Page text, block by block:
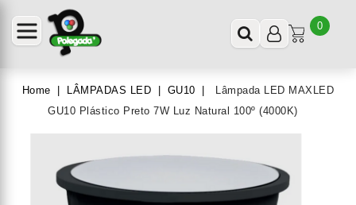
0
Home LÂMPADAS LED GU10
Lâmpada LED MAXLED
GU10 Plástico Preto 7W Luz Natural 100º (4000K)